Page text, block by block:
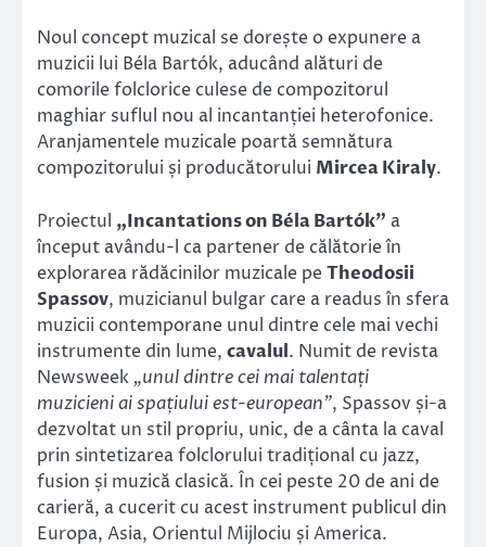
Noul concept muzical se dorește o expunere a
muzicii lui Béla Bartók, aducând alături de
comorile folclorice culese de compozitorul
maghiar suflul nou al incantanției heterofonice.
Aranjamentele muzicale poartă semnătura
compozitorului și producătorului Mircea Kiraly.
Proiectul „Incantations on Béla Bartók” a
început avându-l ca partener de călătorie în
explorarea rădăcinilor muzicale peTheodosii
Spassov, muzicianul bulgar care a readus în sfera
muzicii contemporane unul dintre cele mai vechi
instrumente din lume, cavalul. Numit de revista
Newsweek „unul dintre cei mai talentați
muzicieni ai spațiului est-european”, Spassov și-a
dezvoltat un stil propriu, unic, de a cânta la caval
prin sintetizarea folclorului tradițional cu jazz,
fusion și muzică clasică. În cei peste 20 de ani de
carieră, a cucerit cu acest instrument publicul din
Europa, Asia, Orientul Mijlociu și America.